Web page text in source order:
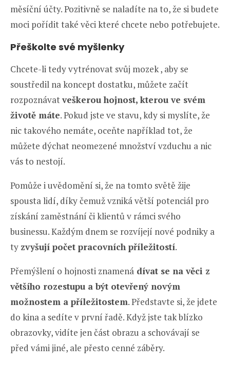
měsíční účty. Pozitivně se naladíte na to, že si budete
moci pořídit také věci které chcete nebo potřebujete.
Přeškolte své myšlenky
Chcete-li tedy vytrénovat svůj mozek , aby se
soustředil na koncept dostatku, můžete začít
rozpoznávatveškerou hojnost, kterou ve svém
životě máte. Pokud jste ve stavu, kdy si myslíte, že
nic takového nemáte, oceňte například tot, že
můžete dýchat neomezené množství vzduchu a nic
vás to nestojí.
Pomůže i uvědomění si, že na tomto světě žije
spousta lidí, díky čemuž vzniká větší potenciál pro
získání zaměstnání či klientů v rámci svého
businessu. Každým dnem se rozvíjejí nové podniky a
ty zvyšují počet pracovních příležitostí.
Přemýšlení o hojnosti znamená dívat se na věci z
většího rozestupu a být otevřený novým
možnostem a příležitostem. Představte si, že jdete
do kina a sedíte v první řadě. Když jste tak blízko
obrazovky, vidíte jen část obrazu a schovávají se
před vámi jiné, ale přesto cenné záběry.